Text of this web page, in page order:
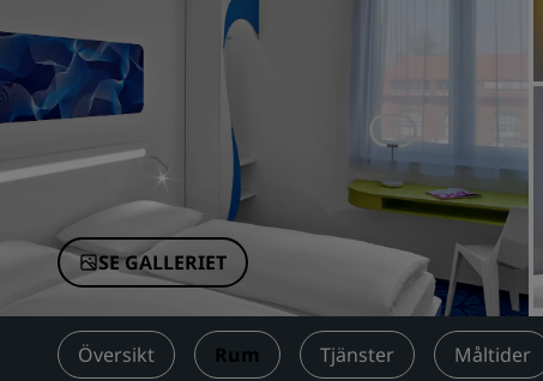
Närstående företag i Kina
SE GALLERIET
Översikt Rum Tjänster Måltider